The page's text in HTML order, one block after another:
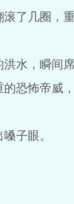
了几圈，
水，瞬间席
恐怖帝威
子眼。